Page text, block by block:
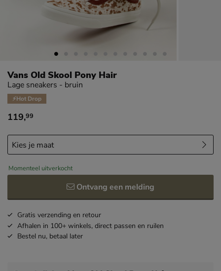
Vans Old Skool Pony Hair
Lage sneakers - bruin
⚡Hot Drop
€ 119,99
119,99
Momenteel uitverkocht
Ontvang een melding
Gratis verzending en retour
Afhalen in 100+ winkels, direct passen en ruilen
Bestel nu, betaal later